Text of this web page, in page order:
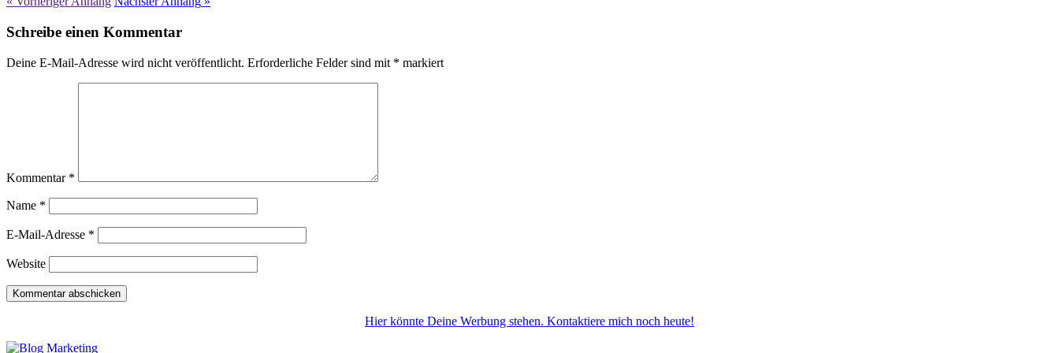
Schreibe einen Kommentar
Deine E-Mail-Adresse wird nicht veröffentlicht. Erforderliche Felder sind mit * markiert
Kommentar *
Name *
E-Mail-Adresse *
Website
Hier könnte Deine Werbung stehen. Kontaktiere mich noch heute!